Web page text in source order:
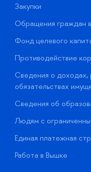
Закупки
Обращения
Фонд целевого
Противодействие
Сведения о доходах,
обязательствах
Сведения об
Людям с
Единая платежная
Работа в Вышке